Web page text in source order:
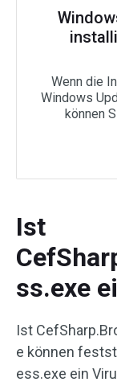
Wenn die
Windows
können
Ist
ss.exe
Ist
e können
ess.exe ein